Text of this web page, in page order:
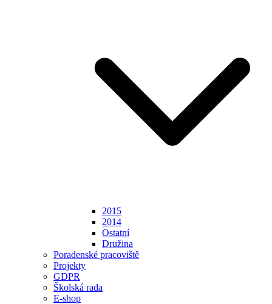
2015
2014
Ostatní
Družina
Poradenské pracoviště
Projekty
GDPR
Školská rada
E-shop